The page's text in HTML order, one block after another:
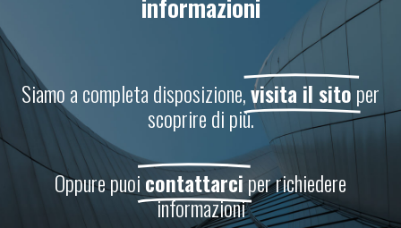
Siamo a completa disposizione,visita il sitoper
scoprire di più.
Oppure puoicontattarciper richiedere
informazioni